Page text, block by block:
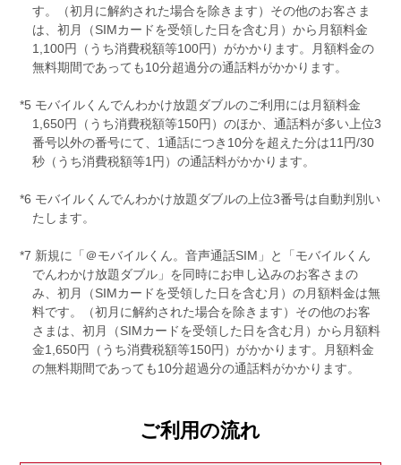
す。（初月に解約された場合を除きます）その他のお客さま
は、初月（SIMカードを受領した日を含む月）から月額料金
1,100円（うち消費税額等100円）がかかります。月額料金の
無料期間であっても10分超過分の通話料がかかります。
*5 モバイルくんでんわかけ放題ダブルのご利用には月額料金
1,650円（うち消費税額等150円）のほか、通話料が多い上位3
番号以外の番号にて、1通話につき10分を超えた分は11円/30
秒（うち消費税額等1円）の通話料がかかります。
*6 モバイルくんでんわかけ放題ダブルの上位3番号は自動判別い
たします。
*7 新規に「＠モバイルくん。音声通話SIM」と「モバイルくん
でんわかけ放題ダブル」を同時にお申し込みのお客さまの
み、初月（SIMカードを受領した日を含む月）の月額料金は無
料です。（初月に解約された場合を除きます）その他のお客
さまは、初月（SIMカードを受領した日を含む月）から月額料
金1,650円（うち消費税額等150円）がかかります。月額料金
の無料期間であっても10分超過分の通話料がかかります。
ご利用の流れ